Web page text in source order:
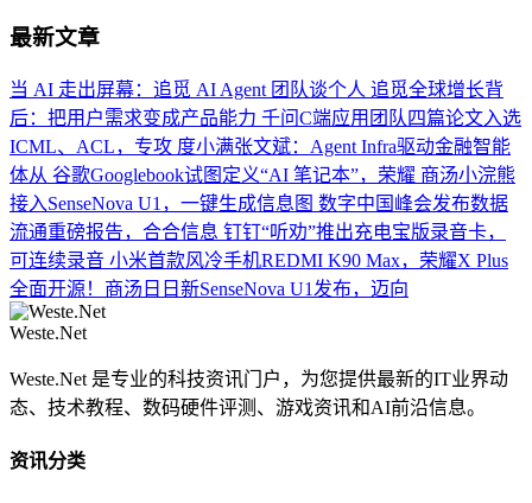
最新文章
当 AI 走出屏幕：追觅 AI Agent 团队谈个人 追觅全球增长背
后：把用户需求变成产品能力 千问C端应用团队四篇论文入选
ICML、ACL，专攻 度小满张文斌：Agent Infra驱动金融智能
体从 谷歌Googlebook试图定义“AI 笔记本”，荣耀 商汤小浣熊
接入SenseNova U1，一键生成信息图 数字中国峰会发布数据
流通重磅报告，合合信息 钉钉“听劝”推出充电宝版录音卡，
可连续录音 小米首款风冷手机REDMI K90 Max，荣耀X Plus
全面开源！商汤日日新SenseNova U1发布，迈向
Weste.Net
Weste.Net 是专业的科技资讯门户，为您提供最新的IT业界动
态、技术教程、数码硬件评测、游戏资讯和AI前沿信息。
资讯分类